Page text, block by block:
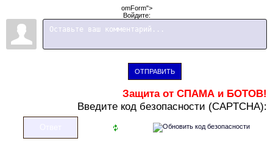
omForm">
Войдите:
ОТПРАВИТЬ
Защита от СПАМА и БОТОВ!
Введите код безопасности (CAPTCHA):